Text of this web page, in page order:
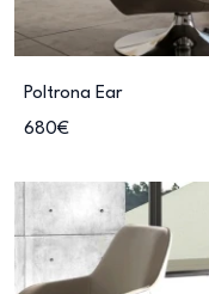
Poltrona Ear
680€